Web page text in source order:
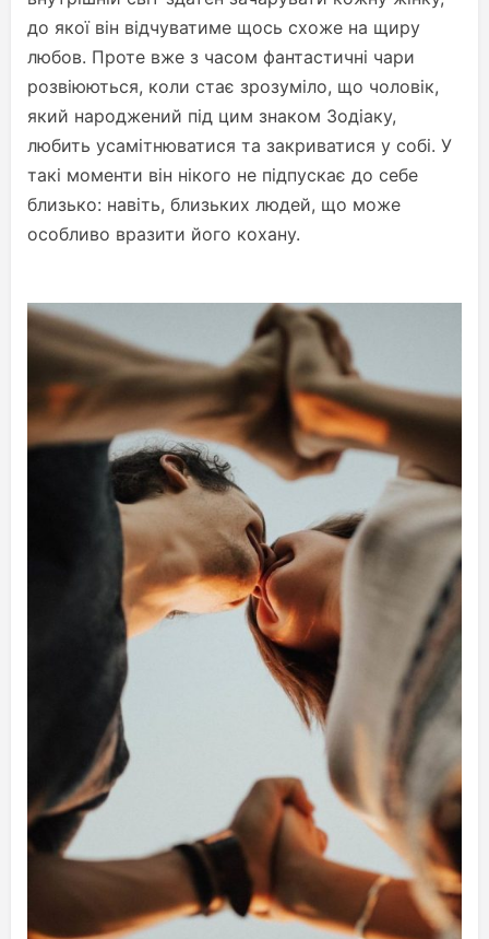
до якої він відчуватиме щось схоже на щиру
любов. Проте вже з часом фантастичні чари
розвіюються, коли стає зрозуміло, що чоловік,
який народжений під цим знаком Зодіаку,
любить усамітнюватися та закриватися у собі. У
такі моменти він нікого не підпускає до себе
близько: навіть, близьких людей, що може
особливо вразити його кохану.